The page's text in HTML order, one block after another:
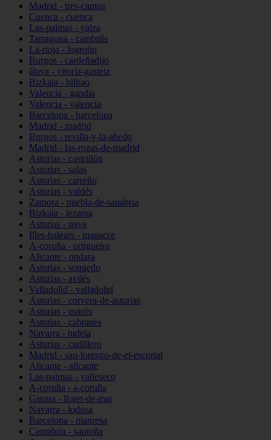
Madrid - tres-cantos
Cuenca - cuenca
Las-palmas - yaiza
Tarragona - cambrils
La-rioja - logroño
Burgos - cardeñadijo
álava - vitoria-gasteiz
Bizkaia - bilbao
Valencia - gandia
Valencia - valencia
Barcelona - barcelona
Madrid - madrid
Burgos - revilla-y-la-ahedo
Madrid - las-rozas-de-madrid
Asturias - castrillón
Asturias - salas
Asturias - carreño
Asturias - valdés
Zamora - puebla-de-sanabria
Bizkaia - lezama
Asturias - nava
Illes-balears - manacor
A-coruña - ortigueira
Alicante - ondara
Asturias - somiedo
Asturias - avilés
Valladolid - valladolid
Asturias - corvera-de-asturias
Asturias - quirós
Asturias - cabranes
Navarra - tudela
Asturias - cudillero
Madrid - san-lorenzo-de-el-escorial
Alicante - alicante
Las-palmas - valleseco
A-coruña - a-coruña
Girona - lloret-de-mar
Navarra - lodosa
Barcelona - manresa
Cantabria - santoña